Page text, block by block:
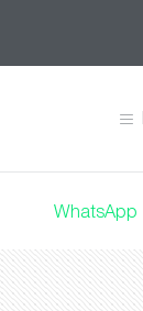
WhatsApp